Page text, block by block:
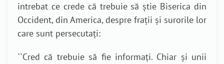
intrebat ce crede că trebuie să știe Biserica din
Occident, din America, despre frații și surorile lor
care sunt persecutați:
``Cred că trebuie să fie informați. Chiar și unii